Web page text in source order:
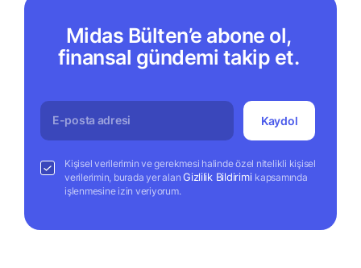
Midas Bülten’e abone ol,
finansal gündemi takip et.
Kaydol
Kişisel verilerimin ve gerekmesi halinde özel nitelikli kişisel
verilerimin, burada yer alanGizlilik Bildirimi kapsamında
işlenmesine izin veriyorum.